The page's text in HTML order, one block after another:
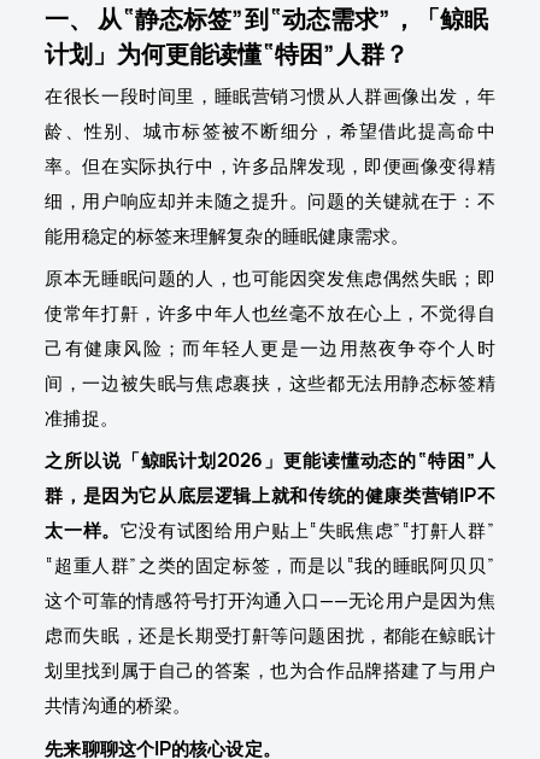
一、 从“静态标签”到“动态需求”，「鲸眠
计划」为何更能读懂“特困”人群？
在很长一段时间里，睡眠营销习惯从人群画像出发，年
龄、性别、城市标签被不断细分，希望借此提高命中
率。但在实际执行中，许多品牌发现，即便画像变得精
细，用户响应却并未随之提升。问题的关键就在于：不
能用稳定的标签来理解复杂的睡眠健康需求。
原本无睡眠问题的人，也可能因突发焦虑偶然失眠；即
使常年打鼾，许多中年人也丝毫不放在心上，不觉得自
己有健康风险；而年轻人更是一边用熬夜争夺个人时
间，一边被失眠与焦虑裹挟，这些都无法用静态标签精
准捕捉。
之所以说「鲸眠计划2026」更能读懂动态的“特困”人
群，是因为它从底层逻辑上就和传统的健康类营销IP不
太一样。 它没有试图给用户贴上“失眠焦虑”“打鼾人群”
“超重人群”之类的固定标签，而是以“我的睡眠阿贝贝”
这个可靠的情感符号打开沟通入口——无论用户是因为焦
虑而失眠，还是长期受打鼾等问题困扰，都能在鲸眠计
划里找到属于自己的答案，也为合作品牌搭建了与用户
共情沟通的桥梁。
先来聊聊这个IP的核心设定。